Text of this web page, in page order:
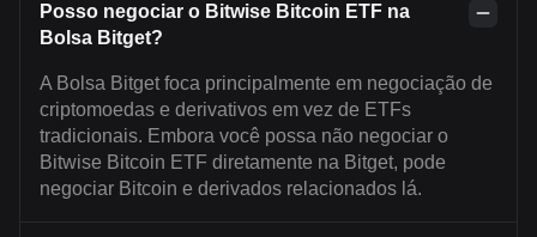
Posso negociar o Bitwise Bitcoin ETF na
Bolsa Bitget?
A Bolsa Bitget foca principalmente em negociação de
criptomoedas e derivativos em vez de ETFs
tradicionais. Embora você possa não negociar o
Bitwise Bitcoin ETF diretamente na Bitget, pode
negociar Bitcoin e derivados relacionados lá.